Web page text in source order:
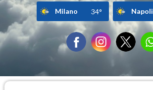
Milano 34° Napoli